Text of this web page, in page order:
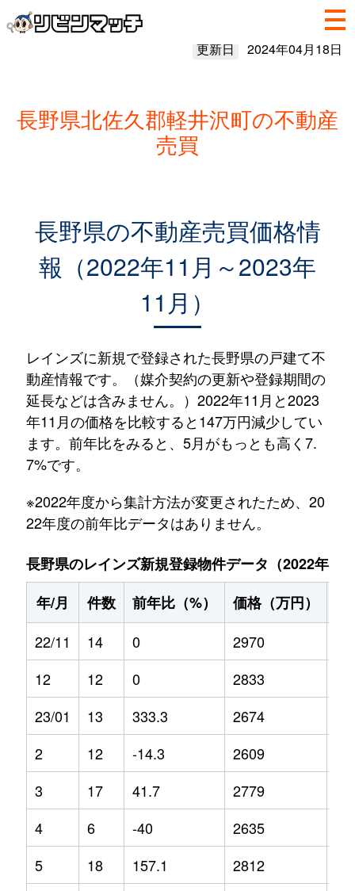
更新日 2024年04月18日
長野県北佐久郡軽井沢町の不動産
売買
長野県の不動産売買価格情
報（2022年11月～2023年
11月）
レインズに新規で登録された長野県の戸建て不
動産情報です。（媒介契約の更新や登録期間の
延長などは含みません。）2022年11月と2023
年11月の価格を比較すると147万円減少してい
ます。前年比をみると、5月がもっとも高く7.
7%です。
※2022年度から集計方法が変更されたため、20
22年度の前年比データはありません。
長野県のレインズ新規登録物件データ（2022年11
年/月
件数 前年比（%） 価格（万円）
22/11
14 0 2970
12
12 0 2833
23/01
13 333.3 2674
2
12 -14.3 2609
3
17 41.7 2779
4
6 -40 2635
5
18 157.1 2812